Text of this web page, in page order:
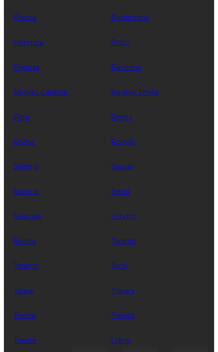
Pistoia Pordenone
Potenza Prato
Ragusa Ravenna
Reggio Calabria Reggio Emilia
Rieti Rimini
Roma Rovigo
Salerno Sassari
Savona Siena
Siracusa Sondrio
Spezia Taranto
Teramo Terni
Torino Trapani
Trento Treviso
Trieste Udine